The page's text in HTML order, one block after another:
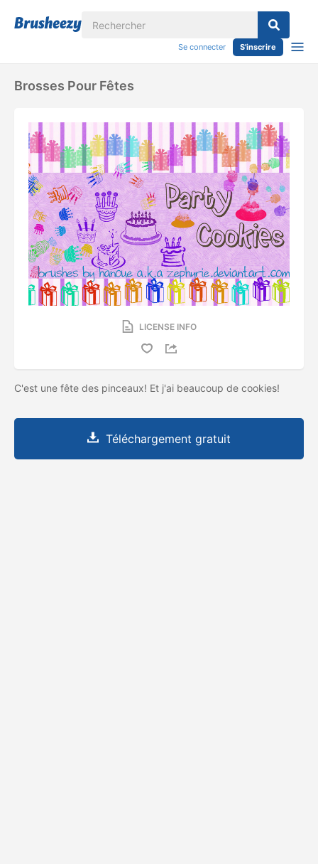
Se connecter S'inscrire
Brosses Pour Fêtes
LICENSE INFO
C'est une fête des pinceaux! Et j'ai beaucoup de cookies!
Téléchargement gratuit